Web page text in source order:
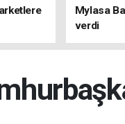
Mylasa
verdi